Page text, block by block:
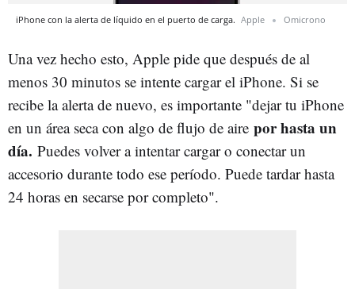
iPhone con la alerta de líquido en el puerto de carga. Apple Omicrono
Una vez hecho esto, Apple pide que después de al
menos 30 minutos se intente cargar el iPhone. Si se
recibe la alerta de nuevo, es importante "dejar tu iPhone
en un área seca con algo de flujo de aire por hasta un
día. Puedes volver a intentar cargar o conectar un
accesorio durante todo ese período. Puede tardar hasta
24 horas en secarse por completo".